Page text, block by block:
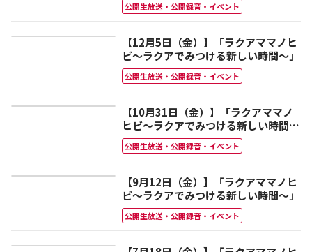
公開生放送・公開録音・イベント
【12月5日（金）】「ラクアママノヒ
ビ～ラクアでみつける新しい時間～」
公開生放送・公開録音・イベント
【10月31日（金）】「ラクアママノ
ヒビ～ラクアでみつける新しい時間
～」
公開生放送・公開録音・イベント
【9月12日（金）】「ラクアママノヒ
ビ～ラクアでみつける新しい時間～」
公開生放送・公開録音・イベント